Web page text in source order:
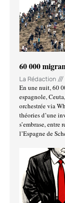
60 000
La Rédaction
En une nuit, 60
espagnole,
orchestrée via
théories d’une
s’embrase, entre
l’Espagne de